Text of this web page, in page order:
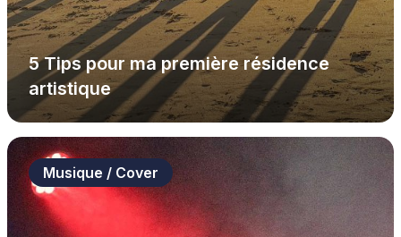
5 Tips pour ma première résidence
artistique
Musique / Cover